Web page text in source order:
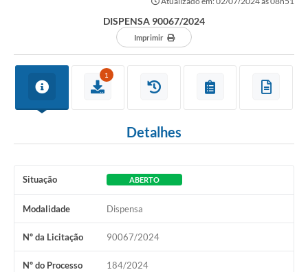
DISPENSA 90067/2024
Imprimir
1
Detalhes
Situação ABERTO
Modalidade Dispensa
Nº da Licitação 90067/2024
Nº do Processo 184/2024